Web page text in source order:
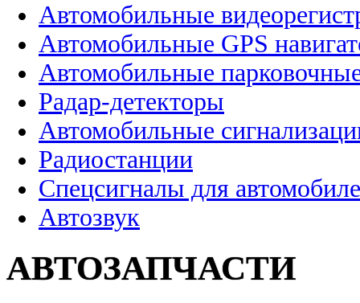
Автомобильные
Автомобильные GPS
Автомобильные
Радар-детекторы
Автомобильные
Радиостанции
Спецсигналы для
Автозвук
АВТОЗАПЧАСТИ